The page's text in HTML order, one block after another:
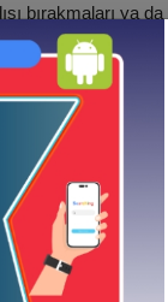
bırakmaları ya
ve birlikte var
sevgi, dostluk,
illegal oligark
yargı, sosyal
duygusuyla
hangi